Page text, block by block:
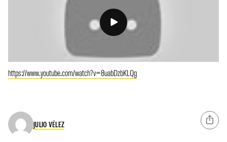
https://www.youtube.com/watch?v=8uabDzbKLQg
JULIO VÉLEZ